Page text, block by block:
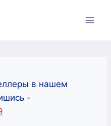
в нашем
-